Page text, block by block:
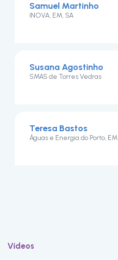
Samuel Martinho
INOVA, EM, SA
Susana Agostinho
SMAS de Torres Vedras
Teresa Bastos
Águas e Energia do Porto, EM
Vídeos